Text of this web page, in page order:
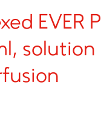
EVER
solution